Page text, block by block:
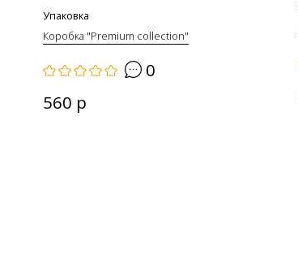
Упаковка
Коробка "Premium collection"
0
560 р